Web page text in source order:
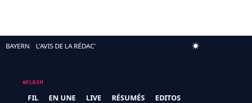
BAYERN L'AVIS DE LA RÉDAC'
FLASH
FIL EN UNE LIVE RÉSUMÉS EDITOS